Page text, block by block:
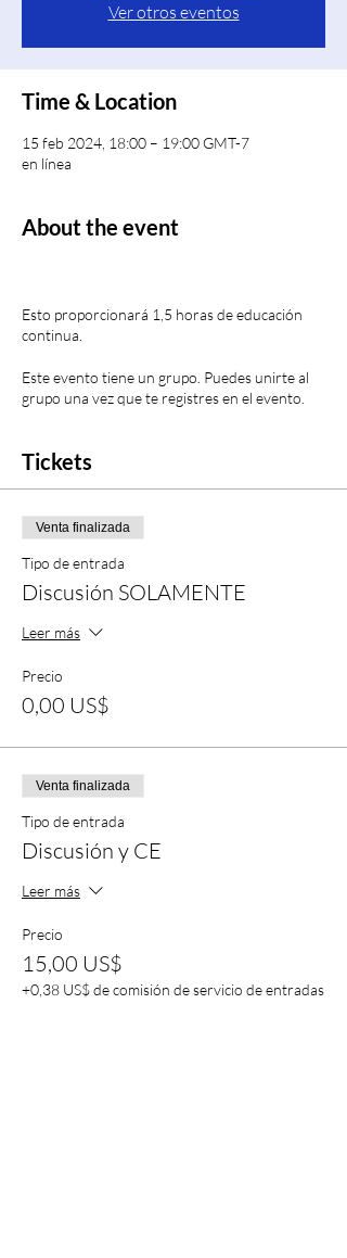
Ver otros eventos
Time & Location
15 feb 2024, 18:00 – 19:00 GMT-7
en línea
About the event
Esto proporcionará 1,5 horas de educación
continua.
Este evento tiene un grupo. Puedes unirte al
grupo una vez que te registres en el evento.
Tickets
Venta finalizada
Tipo de entrada
Discusión SOLAMENTE
Leer más
Precio
0,00 US$
Venta finalizada
Tipo de entrada
Discusión y CE
Leer más
Precio
15,00 US$
+0,38 US$ de comisión de servicio de entradas